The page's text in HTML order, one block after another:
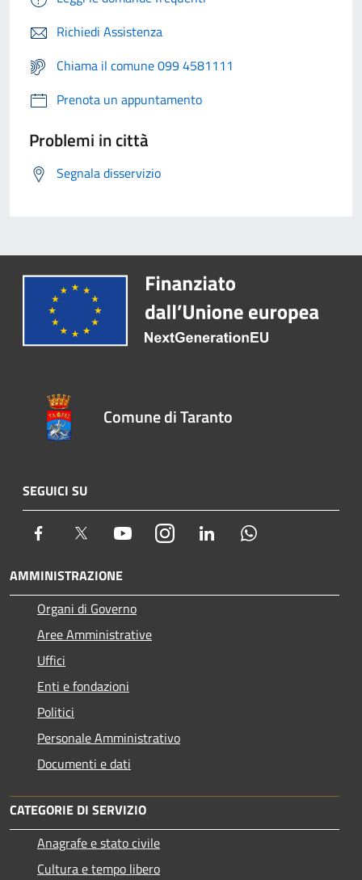
Richiedi Assistenza
Chiama il comune 099 4581111
Prenota un appuntamento
Problemi in città
Segnala disservizio
Comune di Taranto
SEGUICI SU
Facebook Twitter YoutubeInstagram LinkedIn
AMMINISTRAZIONE
Organi di Governo
Aree Amministrative
Uffici
Enti e fondazioni
Politici
Personale Amministrativo
Documenti e dati
CATEGORIE DI SERVIZIO
Anagrafe e stato civile
Cultura e tempo libero